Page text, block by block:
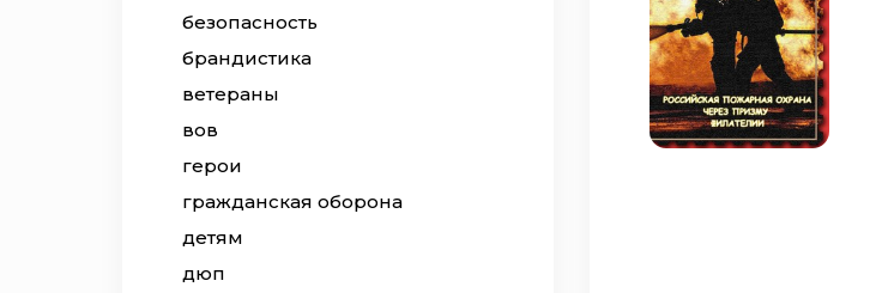
безопасность
брандистика
ветераны
вов
герои
гражданская оборона
детям
дюп